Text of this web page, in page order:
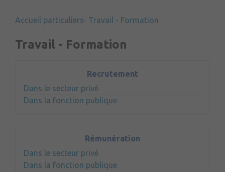
Accueil particuliers Travail - Formation
Travail - Formation
Recrutement
Dans le secteur privé
Dans la fonction publique
Rémunération
Dans le secteur privé
Dans la fonction publique